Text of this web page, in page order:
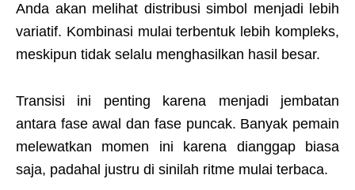
Anda akan melihat distribusi simbol menjadi lebih
variatif. Kombinasi mulai terbentuk lebih kompleks,
meskipun tidak selalu menghasilkan hasil besar.
Transisi ini penting karena menjadi jembatan
antara fase awal dan fase puncak. Banyak pemain
melewatkan momen ini karena dianggap biasa
saja, padahal justru di sinilah ritme mulai terbaca.